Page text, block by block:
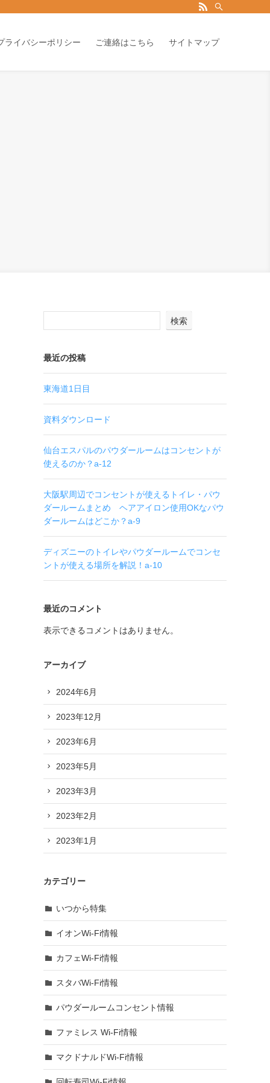
ライバシーポリシー ご連絡はこちら サイトマップ
検索
最近の投稿
東海道1日目
資料ダウンロード
仙台エスパルのパウダールームはコンセントが
使えるのか？a-12
大阪駅周辺でコンセントが使えるトイレ・パウ
ダールームまとめ ヘアアイロン使用OKなパウ
ダールームはどこか？a-9
ディズニーのトイレやパウダールームでコンセ
ントが使える場所を解説！a-10
最近のコメント
表示できるコメントはありません。
アーカイブ
2024年6月
2023年12月
2023年6月
2023年5月
2023年3月
2023年2月
2023年1月
カテゴリー
いつから特集
イオンWi-Fi情報
カフェWi-Fi情報
スタバWi-Fi情報
パウダールームコンセント情報
ファミレス Wi-Fi情報
マクドナルドWi-Fi情報